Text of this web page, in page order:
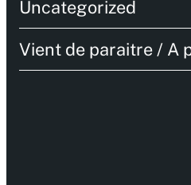
Uncategorized
Vient de paraitre / A